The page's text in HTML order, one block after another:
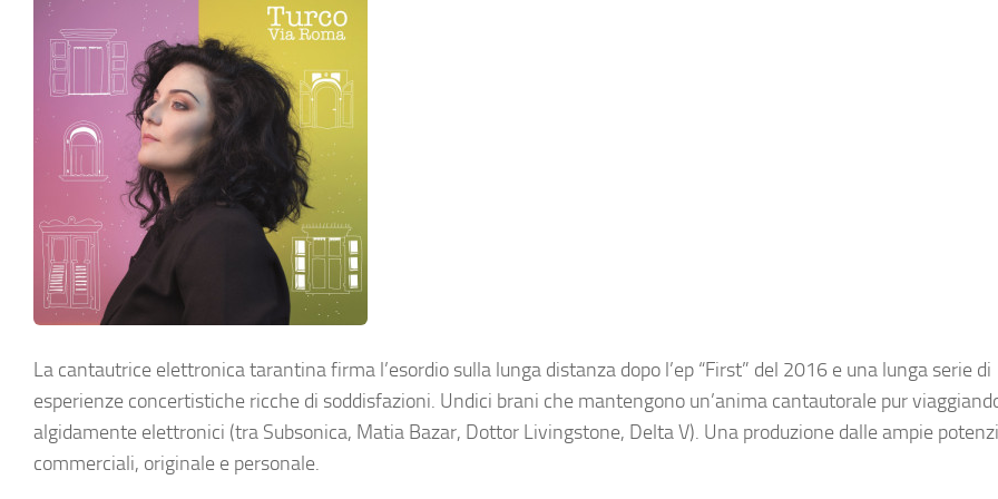
La cantautrice elettronica tarantina firma l’esordio sulla lunga distanza dopo l’ep “First” del 2016 e una lunga serie di
esperienze concertistiche ricche di soddisfazioni. Undici brani che mantengono un’anima cantautorale pur
algidamente elettronici (tra Subsonica, Matia Bazar, Dottor Livingstone, Delta V). Una produzione dalle ampie
commerciali, originale e personale.